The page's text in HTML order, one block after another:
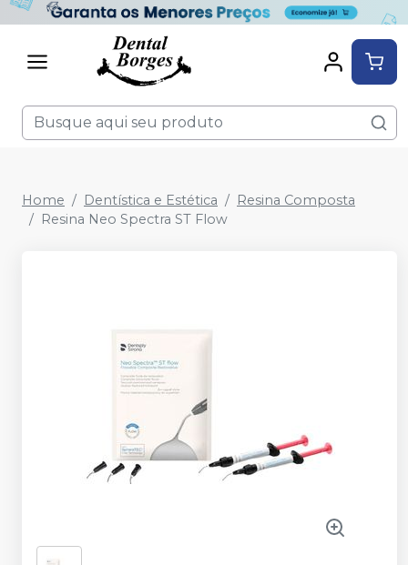
Home Dentística e Estética
Resina Composta
Resina Neo Spectra ST Flow